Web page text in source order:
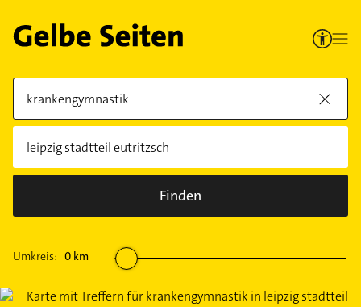
Finden
Umkreis: 0 km